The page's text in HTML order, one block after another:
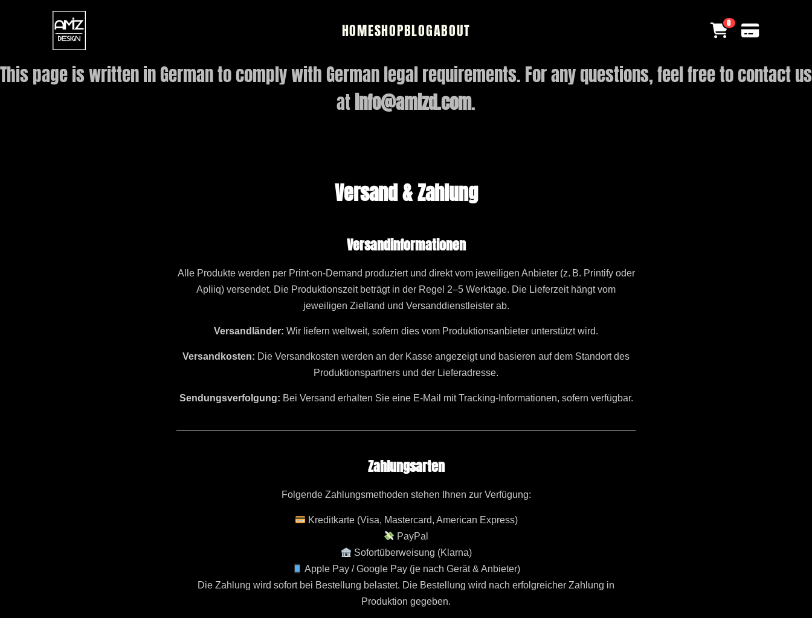
HOMESHOPBLOGABOUT 0
This page is written in German to comply with German legal requirements. For any questions, feel free to contact us
at info@amizd.com.
Versand & Zahlung
Versandinformationen
Alle Produkte werden per Print-on-Demand produziert und direkt vom jeweiligen Anbieter (z. B. Printify oder
Apliiq) versendet. Die Produktionszeit beträgt in der Regel 2–5 Werktage. Die Lieferzeit hängt vom
jeweiligen Zielland und Versanddienstleister ab.
Versandländer: Wir liefern weltweit, sofern dies vom Produktionsanbieter unterstützt wird.
Versandkosten: Die Versandkosten werden an der Kasse angezeigt und basieren auf dem Standort des
Produktionspartners und der Lieferadresse.
Sendungsverfolgung: Bei Versand erhalten Sie eine E-Mail mit Tracking-Informationen, sofern verfügbar.
Zahlungsarten
Folgende Zahlungsmethoden stehen Ihnen zur Verfügung:
Kreditkarte (Visa, Mastercard, American Express)
PayPal
Sofortüberweisung (Klarna)
Apple Pay / Google Pay (je nach Gerät & Anbieter)
Die Zahlung wird sofort bei Bestellung belastet. Die Bestellung wird nach erfolgreicher Zahlung in
Produktion gegeben.